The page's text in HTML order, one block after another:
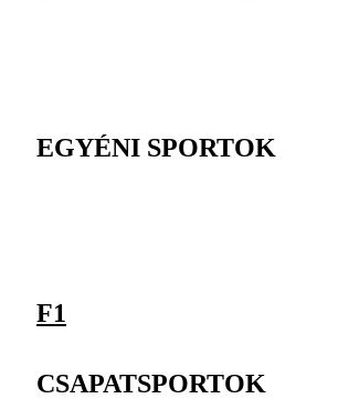
EGYÉNI SPORTOK
F1
CSAPATSPORTOK